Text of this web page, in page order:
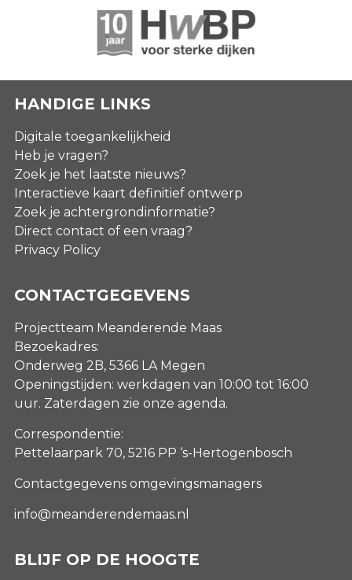
HANDIGE LINKS
Digitale toegankelijkheid
Heb je vragen?
Zoek je het laatste nieuws?
Interactieve kaart definitief ontwerp
Zoek je achtergrondinformatie?
Direct contact of een vraag?
Privacy Policy
CONTACTGEGEVENS
Projectteam Meanderende Maas
Bezoekadres:
Onderweg 2B, 5366 LA Megen
Openingstijden: werkdagen van 10:00 tot 16:00
uur. Zaterdagen zie onze agenda.
Correspondentie:
Pettelaarpark 70, 5216 PP ‘s-Hertogenbosch
Contactgegevens omgevingsmanagers
info@meanderendemaas.nl
BLIJF OP DE HOOGTE